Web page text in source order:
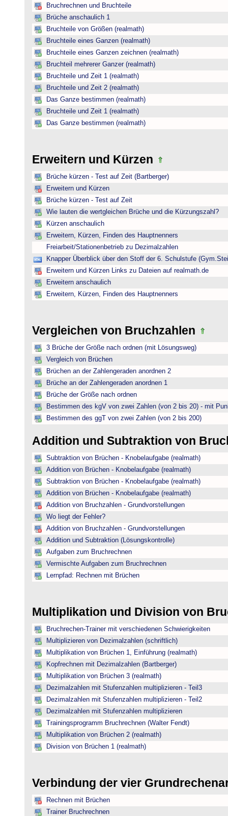
Bruchrechnen und Bruchteile
Brüche anschaulich 1
Bruchteile von Größen (realmath)
Bruchteile eines Ganzen (realmath)
Bruchteile eines Ganzen zeichnen (realmath)
Bruchteil mehrerer Ganzer (realmath)
Bruchteile und Zeit 1 (realmath)
Bruchteile und Zeit 2 (realmath)
Das Ganze bestimmen (realmath)
Bruchteile und Zeit 1 (realmath)
Das Ganze bestimmen (realmath)
Erweitern und Kürzen
Brüche kürzen - Test auf Zeit (Bartberger)
Erweitern und Kürzen
Brüche kürzen - Test auf Zeit
Wie lauten die wertgleichen Brüche und die Kürzungszahl?
Kürzen anschaulich
Erweitern, Kürzen, Finden des Hauptnenners
Freiarbeit/Stationenbetrieb zu Dezimalzahlen
Knapper Überblick über den Stoff der 6. Schulstufe
Erweitern und Kürzen Links zu Dateien auf realmath.de
Erweitern anschaulich
Erweitern, Kürzen, Finden des Hauptnenners
Vergleichen von Bruchzahlen
3 Brüche der Größe nach ordnen (mit Lösungsweg)
Vergleich von Brüchen
Brüchen an der Zahlengeraden anordnen 2
Brüche an der Zahlengeraden anordnen 1
Brüche der Größe nach ordnen
Bestimmen des kgV von zwei Zahlen (von 2 bis 20) - mit
Bestimmen des ggT von zwei Zahlen (von 2 bis 200)
Addition und Subtraktion von
Subtraktion von Brüchen - Knobelaufgabe (realmath)
Addition von Brüchen - Knobelaufgabe (realmath)
Subtraktion von Brüchen - Knobelaufgabe (realmath)
Addition von Brüchen - Knobelaufgabe (realmath)
Addition von Bruchzahlen - Grundvorstellungen
Wo liegt der Fehler?
Addition von Bruchzahlen - Grundvorstellungen
Addition und Subtraktion (Lösungskontrolle)
Aufgaben zum Bruchrechnen
Vermischte Aufgaben zum Bruchrechnen
Lernpfad: Rechnen mit Brüchen
Multiplikation und Division von
Bruchrechen-Trainer mit verschiedenen Schwierigkeiten
Multiplizieren von Dezimalzahlen (schriftlich)
Multiplikation von Brüchen 1, Einführung (realmath)
Kopfrechnen mit Dezimalzahlen (Bartberger)
Multiplikation von Brüchen 3 (realmath)
Dezimalzahlen mit Stufenzahlen multiplizieren - Teil3
Dezimalzahlen mit Stufenzahlen multiplizieren - Teil2
Dezimalzahlen mit Stufenzahlen multiplizieren
Trainingsprogramm Bruchrechnen (Walter Fendt)
Multiplikation von Brüchen 2 (realmath)
Division von Brüchen 1 (realmath)
Verbindung der vier
Rechnen mit Brüchen
Trainer Bruchrechnen